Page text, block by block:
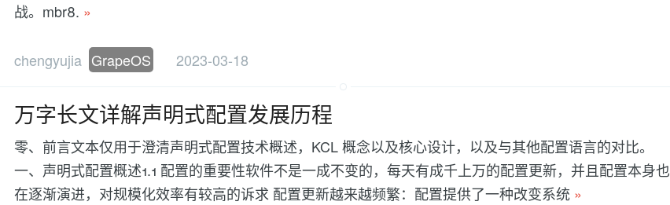
战。mbr8. »
chengyujia GrapeOS 2023-03-18
万字长文详解声明式配置发展历程
零、前言​ 文本仅用于澄清声明式配置技术概述，KCL 概念以及核心设计，以及与其他配置语言的对比。
一、声明式配置概述​ 1.1 配置的重要性​ 软件不是一成不变的，每天有成千上万的配置更新，并且配置本身也
在逐渐演进，对规模化效率有较高的诉求 配置更新越来越频繁：配置提供了一种改变系统 »